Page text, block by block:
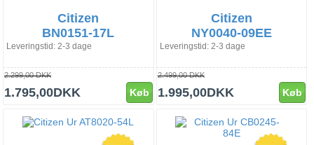
Citizen
BN0151-17L
Leveringstid: 2-3 dage
2.299,00 DKK
1.795,00DKK Køb
Citizen
NY0040-09EE
Leveringstid: 2-3 dage
2.499,00 DKK
1.995,00DKK Køb